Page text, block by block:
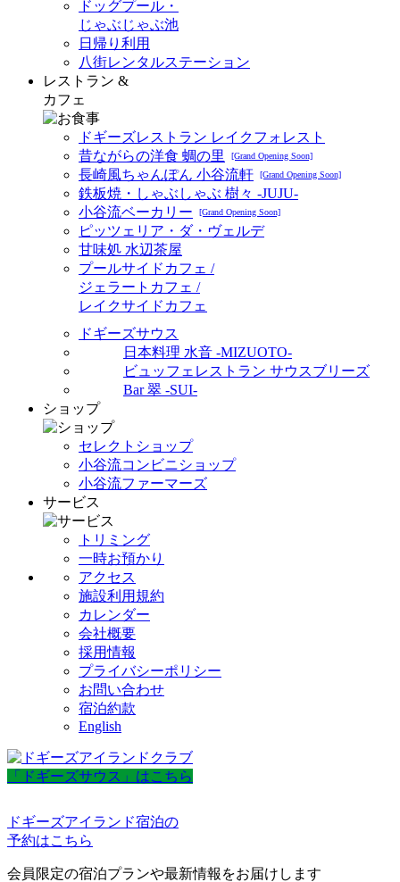
ドッグプール・
じゃぶじゃぶ池
日帰り利用
八街レンタルステーション
レストラン &
カフェ
ドギーズレストラン レイクフォレスト
昔ながらの洋食 蜩の里
[Grand Opening Soon]
長崎風ちゃんぽん 小谷流軒 [Grand Opening Soon]
鉄板焼・しゃぶしゃぶ 樹々 -JUJU-
小谷流ベーカリー
[Grand Opening Soon]
ピッツェリア・ダ・ヴェルデ
甘味処 水辺茶屋
プールサイドカフェ /
ジェラートカフェ /
レイクサイドカフェ
ドギーズサウス
日本料理 水音 -MIZUOTO-
ビュッフェレストラン サウスブリーズ
Bar 翠 -SUI-
ショップ
セレクトショップ
小谷流コンビニショップ
小谷流ファーマーズ
サービス
トリミング
一時お預かり
アクセス
施設利用規約
カレンダー
会社概要
採用情報
プライバシーポリシー
お問い合わせ
宿泊約款
English
「ドギーズサウス」はこちら
ドギーズアイランド宿泊の
予約はこちら
会員限定の宿泊プランや最新情報をお届けします